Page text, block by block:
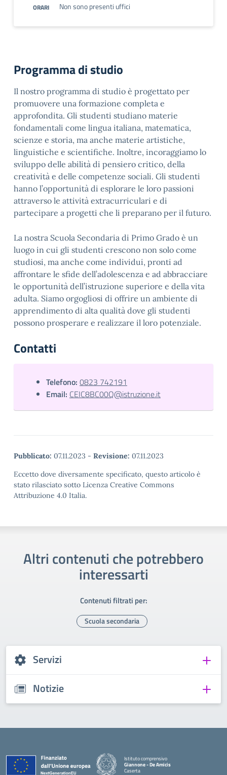
ORARI
Non sono presenti uffici
Programma di studio
Il nostro programma di studio è progettato per
promuovere una formazione completa e
approfondita. Gli studenti studiano materie
fondamentali come lingua italiana, matematica,
scienze e storia, ma anche materie artistiche,
linguistiche e scientifiche. Inoltre, incoraggiamo lo
sviluppo delle abilità di pensiero critico, della
creatività e delle competenze sociali. Gli studenti
hanno l’opportunità di esplorare le loro passioni
attraverso le attività extracurriculari e di
partecipare a progetti che li preparano per il futuro.
La nostra Scuola Secondaria di Primo Grado è un
luogo in cui gli studenti crescono non solo come
studiosi, ma anche come individui, pronti ad
affrontare le sfide dell’adolescenza e ad abbracciare
le opportunità dell’istruzione superiore e della vita
adulta. Siamo orgogliosi di offrire un ambiente di
apprendimento di alta qualità dove gli studenti
possono prosperare e realizzare il loro potenziale.
Contatti
Telefono: 0823 742191
Email: CEIC8BC00Q@istruzione.it
Pubblicato: 07.11.2023 - Revisione: 07.11.2023
Eccetto dove diversamente specificato, questo articolo è
stato rilasciato sotto Licenza Creative Commons
Attribuzione 4.0 Italia.
Altri contenuti che potrebbero
interessarti
Contenuti filtrati per:
Scuola secondaria
Servizi
Notizie
Istituto comprensivo
Giannone - De Amicis
Caserta